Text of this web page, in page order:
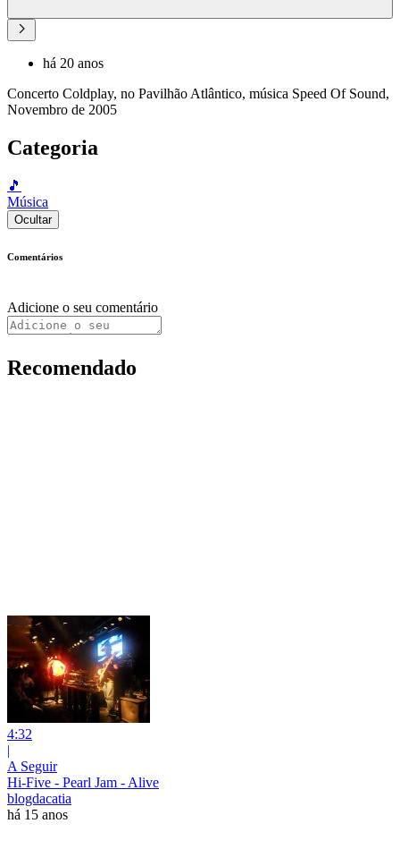
há 20 anos
Concerto Coldplay, no Pavilhão Atlântico, música Speed Of Sound,
Novembro de 2005
Categoria
🎵
Música
Ocultar
Comentários
Adicione o seu comentário
Recomendado
4:32
|
A Seguir
Hi-Five - Pearl Jam - Alive
blogdacatia
há 15 anos